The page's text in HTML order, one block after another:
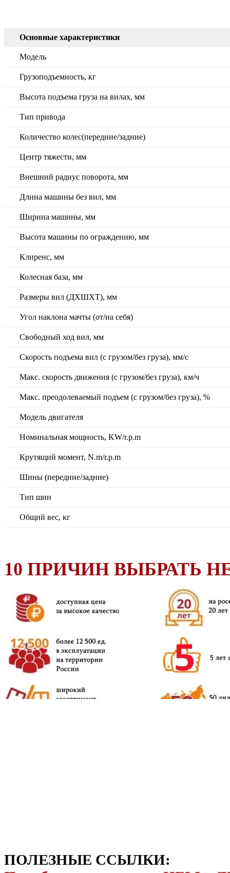
Основные характеристики
Модель
Грузоподъемность, кг
Высота подъема груза на вилах, мм
Тип привода
Количество колес(передние/задние)
Центр тяжести, мм
Внешний радиус поворота, мм
Длина машины без вил, мм
Ширина машины, мм
Высота машины по ограждению, мм
Клиренс, мм
Колесная база, мм
Размеры вил (ДXШXТ), мм
Угол наклона мачты (от/на себя)
Свободный ход вил, мм
Скорость подъема вил (с грузом/без груза), мм/с
Макс. скорость движения (с грузом/без груза), км/ч
Макс. преодолеваемый подъем (с грузом/без груза), %
Модель двигателя
Номинальная мощность, KW/r.p.m
Крутящий момент, N.m/r.p.m
Шины (передние/задние)
Тип шин
Общий вес, кг
10 ПРИЧИН ВЫБРАТЬ
ПОЛЕЗНЫЕ ССЫЛКИ: